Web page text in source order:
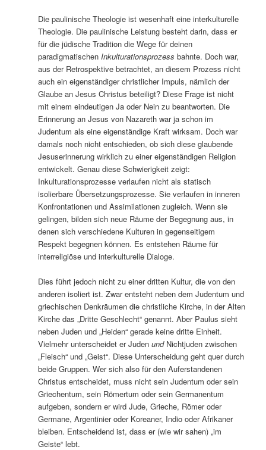
Die paulinische Theologie ist wesenhaft eine interkulturelle
Theologie. Die paulinische Leistung besteht darin, dass er
für die jüdische Tradition die Wege für deinen
paradigmatischen Inkulturationsprozess bahnte. Doch war,
aus der Retrospektive betrachtet, an diesem Prozess nicht
auch ein eigenständiger christlicher Impuls, nämlich der
Glaube an Jesus Christus beteiligt? Diese Frage ist nicht
mit einem eindeutigen Ja oder Nein zu beantworten. Die
Erinnerung an Jesus von Nazareth war ja schon im
Judentum als eine eigenständige Kraft wirksam. Doch war
damals noch nicht entschieden, ob sich diese glaubende
Jesuserinnerung wirklich zu einer eigenständigen Religion
entwickelt. Genau diese Schwierigkeit zeigt:
Inkulturationsprozesse verlaufen nicht als statisch
isolierbare Übersetzungsprozesse. Sie verlaufen in inneren
Konfrontationen und Assimilationen zugleich. Wenn sie
gelingen, bilden sich neue Räume der Begegnung aus, in
denen sich verschiedene Kulturen in gegenseitigem
Respekt begegnen können. Es entstehen Räume für
interreligiöse und interkulturelle Dialoge.
Dies führt jedoch nicht zu einer dritten Kultur, die von den
anderen isoliert ist. Zwar entsteht neben dem Judentum und
griechischen Denkräumen die christliche Kirche, in der Alten
Kirche das „Dritte Geschlecht“ genannt. Aber Paulus sieht
neben Juden und „Heiden“ gerade keine dritte Einheit.
Vielmehr unterscheidet er JudenundNichtjuden zwischen
„Fleisch“ und „Geist“. Diese Unterscheidung geht quer durch
beide Gruppen. Wer sich also für den Auferstandenen
Christus entscheidet, muss nicht sein Judentum oder sein
Griechentum, sein Römertum oder sein Germanentum
aufgeben, sondern er wird Jude, Grieche, Römer oder
Germane, Argentinier oder Koreaner, Indio oder Afrikaner
bleiben. Entscheidend ist, dass er (wie wir sahen) „im
Geiste“ lebt.